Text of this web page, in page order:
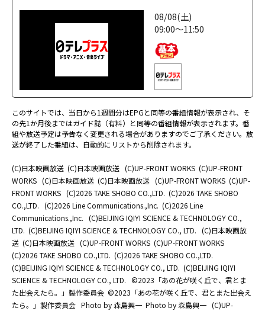
08/08(土)
09:00～11:50
このサイトでは、当日から1週間分はEPGと同等の番組情報が表示され、そ
の先1か月後まではガイド誌（有料）と同等の番組情報が表示されます。番
組や放送予定は予告なく変更される場合がありますのでご了承ください。放
送が終了した番組は、自動的にリストから削除されます。
(C)日本映画放送 (C)日本映画放送 (C)UP-FRONT WORKS (C)UP-FRONT
WORKS (C)日本映画放送 (C)日本映画放送 (C)UP-FRONT WORKS (C)UP-
FRONT WORKS (C)2026 TAKE SHOBO CO.,LTD. (C)2026 TAKE SHOBO
CO.,LTD. (C)2026 Line Communications.,Inc. (C)2026 Line
Communications.,Inc. (C)BEIJING IQIYI SCIENCE & TECHNOLOGY CO.,
LTD. (C)BEIJING IQIYI SCIENCE & TECHNOLOGY CO., LTD. (C)日本映画放
送 (C)日本映画放送 (C)UP-FRONT WORKS (C)UP-FRONT WORKS
(C)2026 TAKE SHOBO CO.,LTD. (C)2026 TAKE SHOBO CO.,LTD.
(C)BEIJING IQIYI SCIENCE & TECHNOLOGY CO., LTD. (C)BEIJING IQIYI
SCIENCE & TECHNOLOGY CO., LTD. ©2023「あの花が咲く丘で、君とま
た出会えたら。」製作委員会 ©2023「あの花が咲く丘で、君とまた出会え
たら。」製作委員会 Photo by 森島興一 Photo by 森島興一 (C)UP-